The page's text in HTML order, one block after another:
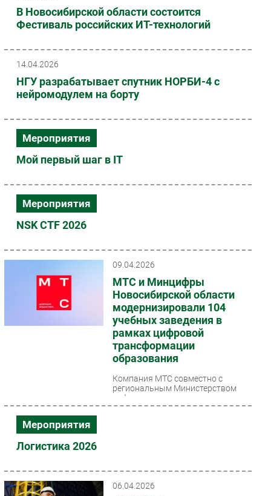
Интернет
Мобильная связь
Маркетинг
ПО
Outsourcing
Регулирование
Финансы
Web
Инновации
CIO/Управление ИТ
Здоровье
Интервью
Мероприятия
Тестовый стенд
Каталог компаний
В Новосибирской области состоится
Фестиваль российских ИТ-технологий
14.04.2026
НГУ разрабатывает спутник НОРБИ-4 с
нейромодулем на борту
Мероприятия
Мой первый шаг в IT
Мероприятия
NSK CTF 2026
09.04.2026
МТС и Минцифры
Новосибирской области
модернизировали 104
учебных заведения в
рамках цифровой
трансформации
образования
Компания МТС совместно с
региональным Министерством
цифрового развития и связи
завершили масштабный проект по
Мероприятия
Логистика 2026
06.04.2026